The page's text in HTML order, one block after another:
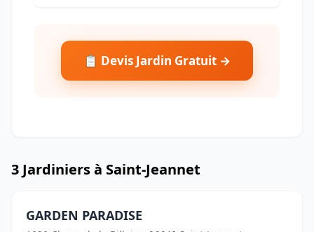
📋 Devis Jardin Gratuit →
3 Jardiniers à Saint-Jeannet
GARDEN PARADISE